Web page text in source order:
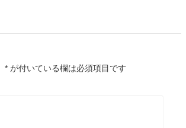
* が付いている欄は必須項目です